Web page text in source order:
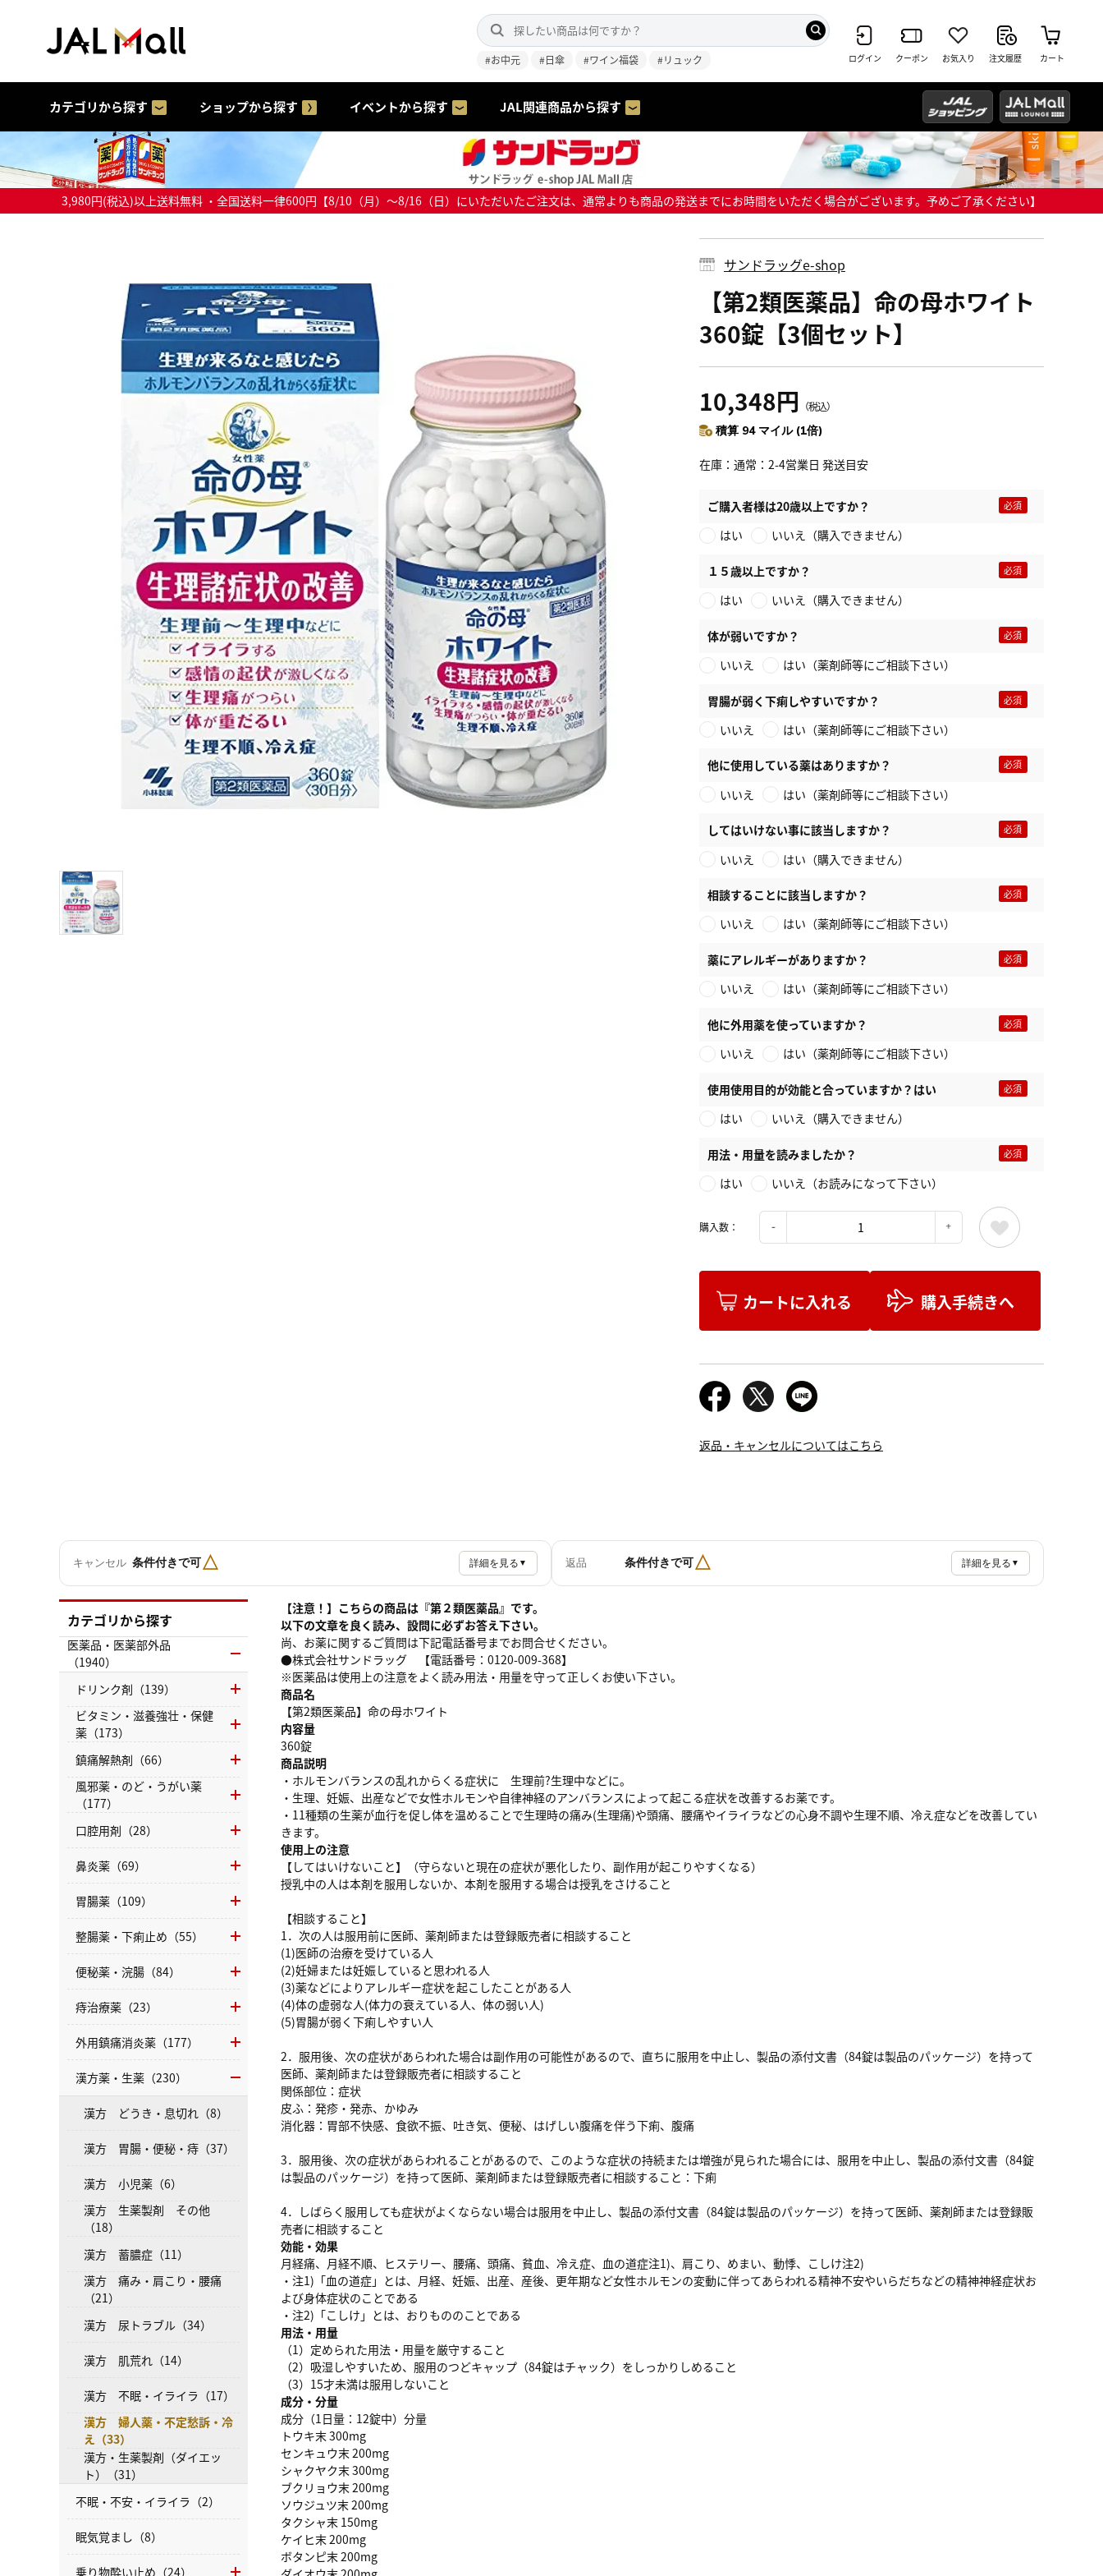
#お中元 #日傘 #ワイン福袋 #リュック ログイン クーポン お気入り 注文履歴 カート
カテゴリから探す ショップから探す イベントから探す JAL関連商品から探す
3,980円(税込)以上送料無料 ・全国送料一律600円【8/10（月）～8/16（日）にいただいたご注文は、通常よりも商品の発送までにお時間をいただく場合がございます。予めご了承ください】
サンドラッグe-shop
【第2類医薬品】命の母ホワイト
360錠【3個セット】
10,348円 （税込）
積算 94 マイル (1倍)
在庫 通常：2-4営業日 発送目安
ご購入者様は20歳以上ですか？
はい
いいえ（購入できません）
１５歳以上ですか？
はい
いいえ（購入できません）
体が弱いですか？
いいえ
はい（薬剤師等にご相談下さい）
胃腸が弱く下痢しやすいですか？
いいえ
はい（薬剤師等にご相談下さい）
他に使用している薬はありますか？
いいえ
はい（薬剤師等にご相談下さい）
してはいけない事に該当しますか？
いいえ
はい（購入できません）
相談することに該当しますか？
いいえ
はい（薬剤師等にご相談下さい）
薬にアレルギーがありますか？
いいえ
はい（薬剤師等にご相談下さい）
他に外用薬を使っていますか？
いいえ
はい（薬剤師等にご相談下さい）
使用使用目的が効能と合っていますか？はい
はい
いいえ（購入できません）
用法・用量を読みましたか？
はい
いいえ（お読みになって下さい）
購入数：
カートに入れる 購入手続きへ
返品・キャンセルについてはこちら
キャンセル 条件付きで可△ 詳細を見る ▼ 返品 条件付きで可△ 詳細を見る ▼
【注意！】こちらの商品は『第２類医薬品』です。
以下の文章を良く読み、設問に必ずお答え下さい。
尚、お薬に関するご質問は下記電話番号までお問合せください。
●株式会社サンドラッグ 【電話番号：0120-009-368】
※医薬品は使用上の注意をよく読み用法・用量を守って正しくお使い下さい。
商品名
【第2類医薬品】命の母ホワイト
内容量
360錠
商品説明
・ホルモンバランスの乱れからくる症状に 生理前?生理中などに。
・生理、妊娠、出産などで女性ホルモンや自律神経のアンバランスによって起こる症状を改善するお薬です。
・11種類の生薬が血行を促し体を温めることで生理時の痛み(生理痛)や頭痛、腰痛やイライラなどの心身不調や生理不順、冷え症などを改善してい
きます。
使用上の注意
【してはいけないこと】（守らないと現在の症状が悪化したり、副作用が起こりやすくなる）
授乳中の人は本剤を服用しないか、本剤を服用する場合は授乳をさけること
【相談すること】
1．次の人は服用前に医師、薬剤師または登録販売者に相談すること
(1)医師の治療を受けている人
(2)妊婦または妊娠していると思われる人
(3)薬などによりアレルギー症状を起こしたことがある人
(4)体の虚弱な人(体力の衰えている人、体の弱い人)
(5)胃腸が弱く下痢しやすい人
2．服用後、次の症状があらわれた場合は副作用の可能性があるので、直ちに服用を中止し、製品の添付文書（84錠は製品のパッケージ）を持って
医師、薬剤師または登録販売者に相談すること
関係部位：症状
皮ふ：発疹・発赤、かゆみ
消化器：胃部不快感、食欲不振、吐き気、便秘、はげしい腹痛を伴う下痢、腹痛
3．服用後、次の症状があらわれることがあるので、このような症状の持続または増強が見られた場合には、服用を中止し、製品の添付文書（84錠
は製品のパッケージ）を持って医師、薬剤師または登録販売者に相談すること：下痢
4．しばらく服用しても症状がよくならない場合は服用を中止し、製品の添付文書（84錠は製品のパッケージ）を持って医師、薬剤師または登録販
売者に相談すること
効能・効果
月経痛、月経不順、ヒステリー、腰痛、頭痛、貧血、冷え症、血の道症注1)、肩こり、めまい、動悸、こしけ注2)
・注1)「血の道症」とは、月経、妊娠、出産、産後、更年期など女性ホルモンの変動に伴ってあらわれる精神不安やいらだちなどの精神神経症状お
よび身体症状のことである
・注2)「こしけ」とは、おりもののことである
用法・用量
（1）定められた用法・用量を厳守すること
（2）吸湿しやすいため、服用のつどキャップ（84錠はチャック）をしっかりしめること
（3）15才未満は服用しないこと
成分・分量
成分（1日量：12錠中）分量
トウキ末 300mg
センキュウ末 200mg
シャクヤク末 300mg
ブクリョウ末 200mg
ソウジュツ末 200mg
タクシャ末 150mg
ケイヒ末 200mg
ボタンピ末 200mg
カテゴリから探す
医薬品・医薬部外品
（1940）
ドリンク剤（139）
ビタミン・滋養強壮・保健
薬（173）
鎮痛解熱剤（66）
風邪薬・のど・うがい薬
（177）
口腔用剤（28）
鼻炎薬（69）
胃腸薬（109）
整腸薬・下痢止め（55）
便秘薬・浣腸（84）
痔治療薬（23）
外用鎮痛消炎薬（177）
漢方薬・生薬（230）
漢方 どうき・息切れ（8）
漢方 胃腸・便秘・痔（37）
漢方 小児薬（6）
漢方 生薬製剤 その他
（18）
漢方 蓄膿症（11）
漢方 痛み・肩こり・腰痛
（21）
漢方 尿トラブル（34）
漢方 肌荒れ（14）
漢方 不眠・イライラ（17）
漢方 婦人薬・不定愁訴・冷
え（33）
漢方・生薬製剤（ダイエッ
ト）（31）
不眠・不安・イライラ（2）
眠気覚まし（8）
乗り物酔い止め（24）